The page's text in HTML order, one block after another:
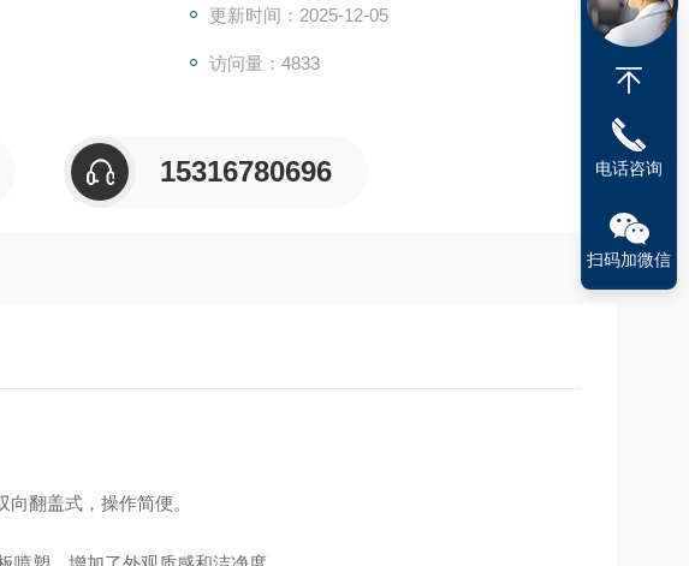
更新时间：2025-12-05
访问量：4833
15316780696
翻盖式，操作简便。
电话咨询
扫码加微信